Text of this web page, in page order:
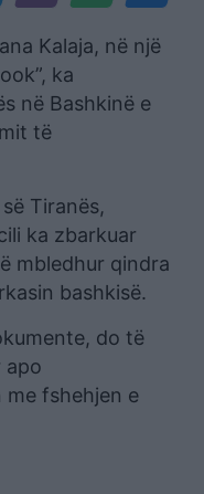
Kalaja, në një
ka
në Bashkinë e
të
Tiranës,
ka zbarkuar
mbledhur qindra
bashkisë.
do të
apo
me fshehjen e